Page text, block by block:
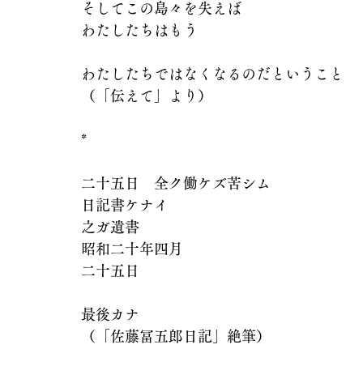
そしてこの島々を失えば
わたしたちはもう
わたしたちではなくなるのだということ
（「伝えて」より）
*
二十五日　全ク働ケズ苦シム
日記書ケナイ
之ガ遺書
昭和二十年四月
二十五日
最後カナ
（「佐藤冨五郎日記」絶筆）